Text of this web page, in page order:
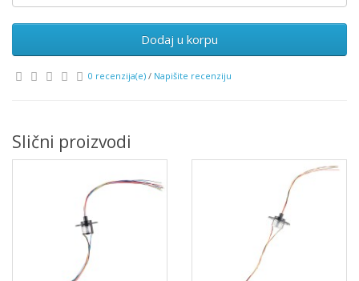
Dodaj u korpu
0 recenzija(e) / Napišite recenziju
Slični proizvodi